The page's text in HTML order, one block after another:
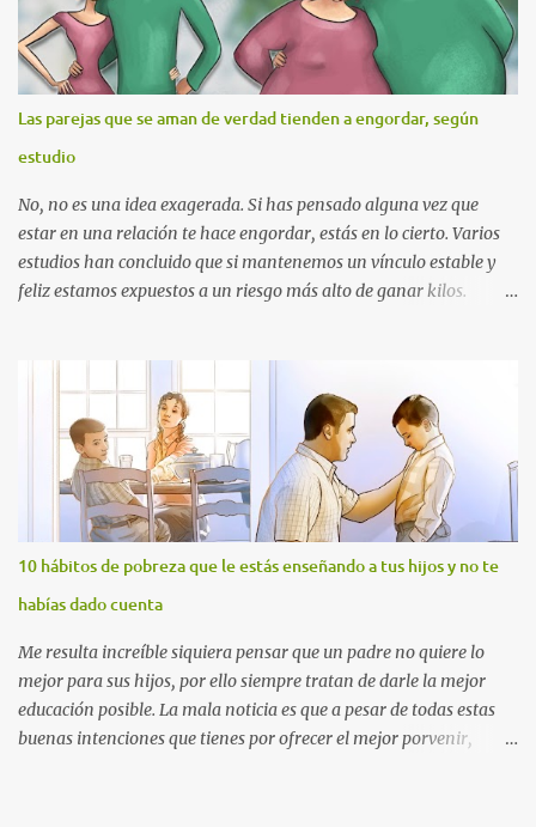
Gotemburgo, quienes serán los primeros en participar de una
experiencia laboral que permitirá poner “a prueba” el sistema de
seis horas diarias, cinco días a la semana, iniciativa de las fuerzas
políticas de izquierda.
“Ha llegado el tiempo de probar si esto realmente va a funcionar
tomaremos una decisión legislativa en firme extensible a todos
los trabajadores”, explicó Mats Pilhem, vicealcalde de
Gotemburgo, al periódico sueco The Local.
La experiencia
Los trabajadores municipales serán divididos en dos grupos para
realizar la…
Las parejas que se aman de verdad tienden a engordar, según
estudio
No, no es una idea exagerada. Si has pensado alguna vez que
estar en una relación te hace engordar, estás en lo cierto. Varios
estudios han concluido que si mantenemos un vínculo estable y
feliz estamos expuestos a un riesgo más alto de ganar kilos.
trabajaron con 6.459 mujeres durante 10 años. Entonces
descubrieron que las féminas que tenían edades comprendidas
entre los 20 y los 30, sin hijos, quienes se habían casado o poseían
un enlace serio pesaban más que las solteras… Aparentemente,
las primeras habían ganado una media de 5 kilos, 30% menos
que las segundas. Otras incluso ganaban alrededor de 4 kilos al
año.
duraderos. Otro proyecto llevado a cabo por la Universidad
Metodista del Sur en Dallas, siguió los casos de 169 parejas
durante 4 años, llegando a la misma conclusión: Ambos
miembros ganaban peso. También otra tesis de la Universidad de
10 hábitos de pobreza que le estás enseñando a tus hijos y no te
habías dado cuenta
Me resulta increíble siquiera pensar que un padre no quiere lo
mejor para sus hijos, por ello siempre tratan de darle la mejor
educación posible. La mala noticia es que a pesar de todas estas
buenas intenciones que tienes por ofrecer el mejor porvenir,